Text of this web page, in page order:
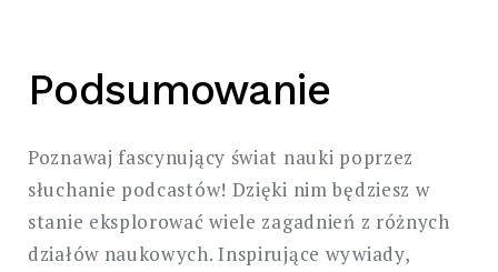
Podsumowanie
Poznawaj fascynujący świat nauki poprzez
słuchanie podcastów! Dzięki nim będziesz w
stanie eksplorować wiele zagadnień z różnych
działów naukowych. Inspirujące wywiady,